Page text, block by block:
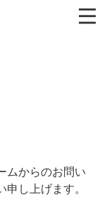
ムからのお問い
し上げます。